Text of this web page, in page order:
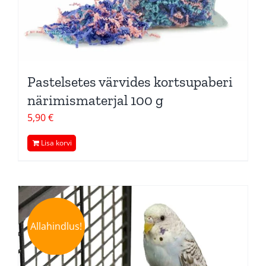
Pastelsetes värvides kortsupaberi
närimismaterjal 100 g
5,90€
Lisa korvi
Allahindlus!